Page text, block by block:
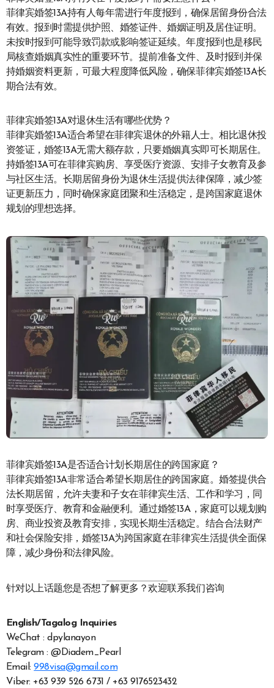
菲律宾婚签13A持有人每年需进行年度报到，确保居留身份合法
有效。报到时需提供护照、婚签证件、婚姻证明及居住证明。
未按时报到可能导致罚款或影响签证延续。年度报到也是移民
局核查婚姻真实性的重要环节。提前准备文件、及时报到并保
持婚姻资料更新，可最大程度降低风险，确保菲律宾婚签13A长
期合法有效。
菲律宾婚签13A对退休生活有哪些优势？
菲律宾婚签13A适合希望在菲律宾退休的外籍人士。相比退休投
资签证，婚签13A无需大额存款，只要婚姻真实即可长期居住。
持婚签13A可在菲律宾购房、享受医疗资源、安排子女教育及参
与社区生活。长期居留身份为退休生活提供法律保障，减少签
证更新压力，同时确保家庭团聚和生活稳定，是跨国家庭退休
规划的理想选择。
菲律宾婚签13A是否适合计划长期居住的跨国家庭？
菲律宾婚签13A非常适合希望长期居住的跨国家庭。婚签提供合
法长期居留，允许夫妻和子女在菲律宾生活、工作和学习，同
时享受医疗、教育和金融便利。通过婚签13A，家庭可以规划购
房、商业投资及教育安排，实现长期生活稳定。结合合法财产
和社会保险安排，婚签13A为跨国家庭在菲律宾生活提供全面保
障，减少身份和法律风险。
针对以上话题您是否想了解更多？欢迎联系我们咨询
English/Tagalog Inquiries
WeChat : dpylanayon
Telegram : @Diadem_Pearl
Email:998visa@gmail.com
Viber: +63 939 526 6731 / +63 9176523432